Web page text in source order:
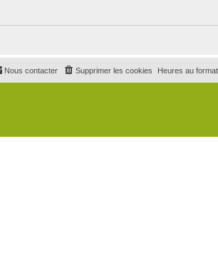
Heures au format
Supprimer les cookies
Nous contacter